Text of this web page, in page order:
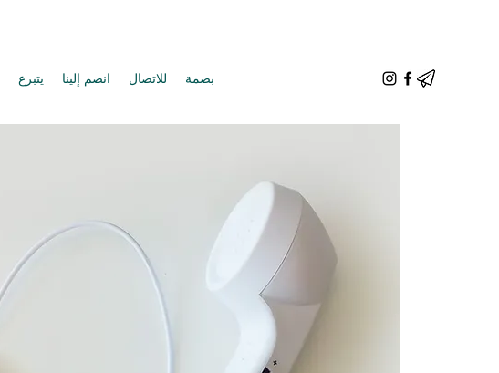
يتبرع انضم إلينا للاتصال بصمة